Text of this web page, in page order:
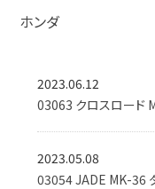
ホンダ
2023.06.12
03063 クロスロード
2023.05.08
03054 JADE MK-36